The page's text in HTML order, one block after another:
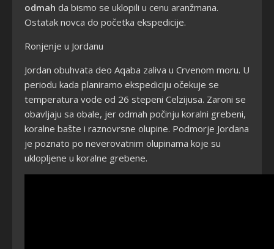
odmah da bismo se uklopili u cenu aranžmana.
Ostatak novca do početka ekspedicije.
Ronjenje u Jordanu
Jordan obuhvata deo Aqaba zaliva u Crvenom moru. U
periodu kada planiramo ekspediciju očekuje se
temperatura vode od 26 stepeni Celzijusa. Zaroni se
obavljaju sa obale, jer odmah počinju koralni grebeni,
koralne bašte i raznovrsne olupine. Podmorje Jordana
je poznato po neverovatnim olupinama koje su
uklopljene u koralne grebene.